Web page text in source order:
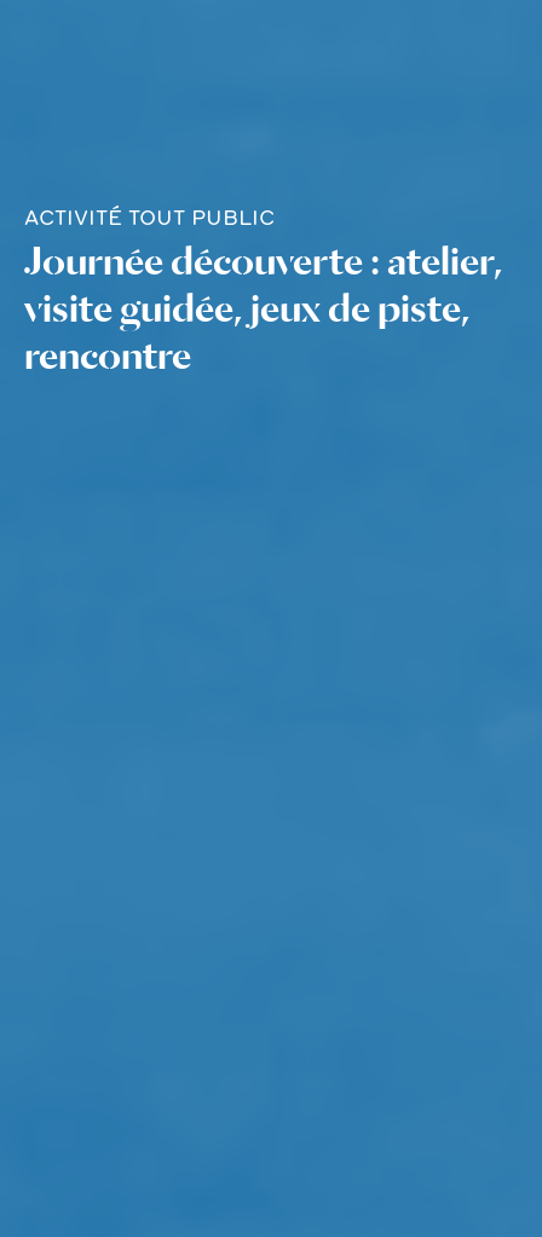
ACTIVITÉ TOUT PUBLIC
Journée découverte : atelier,
visite guidée, jeux de piste,
rencontre